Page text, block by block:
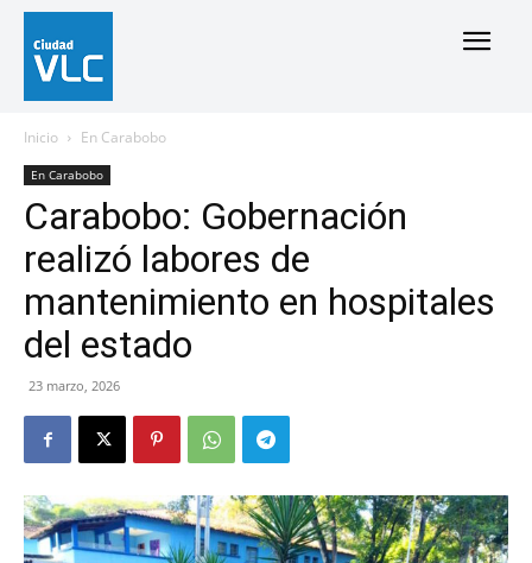
Inicio En Carabobo
En Carabobo
Carabobo: Gobernación
realizó labores de
mantenimiento en hospitales
del estado
23 marzo, 2026